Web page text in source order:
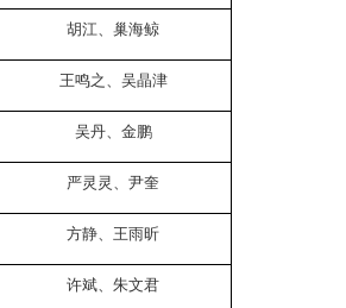
胡江、巢海鲸
王鸣之、吴晶津
吴丹、金鹏
严灵灵、尹奎
方静、王雨昕
许斌、朱文君